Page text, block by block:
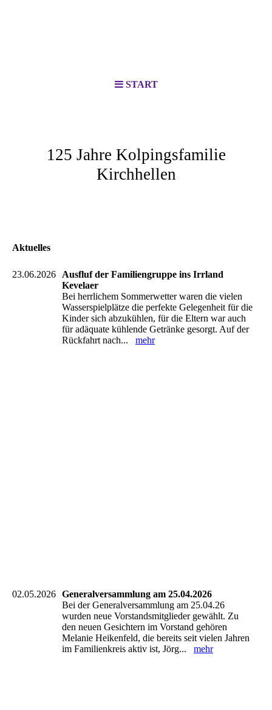
START
125 Jahre Kolpingsfamilie
Kirchhellen
Aktuelles
23.06.2026
Ausfluf der Familiengruppe ins Irrland
Kevelaer
Bei herrlichem Sommerwetter waren die vielen
Wasserspielplätze die perfekte Gelegenheit für die
Kinder sich abzukühlen, für die Eltern war auch
für adäquate kühlende Getränke gesorgt. Auf der
Rückfahrt nach... mehr
02.05.2026 Generalversammlung am 25.04.2026
Bei der Generalversammlung am 25.04.26
wurden neue Vorstandsmitglieder gewählt. Zu
den neuen Gesichtern im Vorstand gehören
Melanie Heikenfeld, die bereits seit vielen Jahren
im Familienkreis aktiv ist, Jörg... mehr